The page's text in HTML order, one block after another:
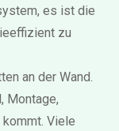
, es ist die
zu
an der Wand.
Montage,
kommt. Viele